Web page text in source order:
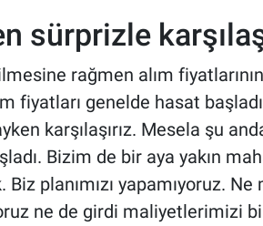
sürprizle
rağmen alım
fiyatları genelde hasat
karşılaşırız. Mesela şu
Bizim de bir aya yakın
planımızı yapamıyoruz. Ne
ne de girdi maliyetlerimizi